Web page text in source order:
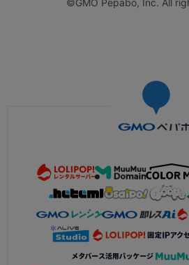
©GMO Pepabo, Inc. All